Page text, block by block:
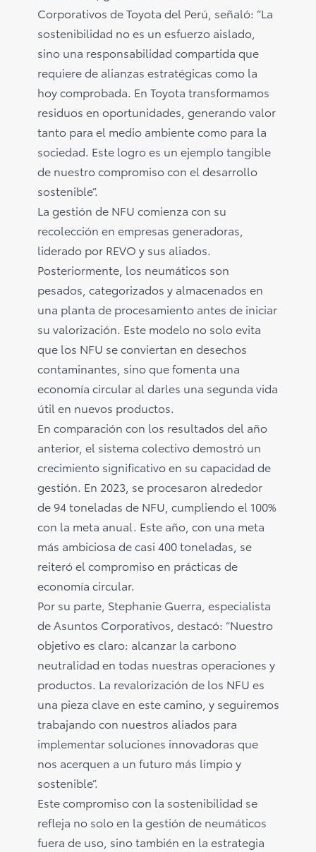
Corporativos de Toyota del Perú, señaló: “La
sostenibilidad no es un esfuerzo aislado,
sino una responsabilidad compartida que
requiere de alianzas estratégicas como la
hoy comprobada. En Toyota transformamos
residuos en oportunidades, generando valor
tanto para el medio ambiente como para la
sociedad. Este logro es un ejemplo tangible
de nuestro compromiso con el desarrollo
sostenible”.
La gestión de NFU comienza con su
recolección en empresas generadoras,
liderado por REVO y sus aliados.
Posteriormente, los neumáticos son
pesados, categorizados y almacenados en
una planta de procesamiento antes de iniciar
su valorización. Este modelo no solo evita
que los NFU se conviertan en desechos
contaminantes, sino que fomenta una
economía circular al darles una segunda vida
útil en nuevos productos.
En comparación con los resultados del año
anterior, el sistema colectivo demostró un
crecimiento significativo en su capacidad de
gestión. En 2023, se procesaron alrededor
de 94 toneladas de NFU, cumpliendo el 100%
con la meta anual. Este año, con una meta
más ambiciosa de casi 400 toneladas, se
reiteró el compromiso en prácticas de
economía circular.
Por su parte, Stephanie Guerra, especialista
de Asuntos Corporativos, destacó: “Nuestro
objetivo es claro: alcanzar la carbono
neutralidad en todas nuestras operaciones y
productos. La revalorización de los NFU es
una pieza clave en este camino, y seguiremos
trabajando con nuestros aliados para
implementar soluciones innovadoras que
nos acerquen a un futuro más limpio y
sostenible”.
Este compromiso con la sostenibilidad se
refleja no solo en la gestión de neumáticos
fuera de uso, sino también en la estrategia